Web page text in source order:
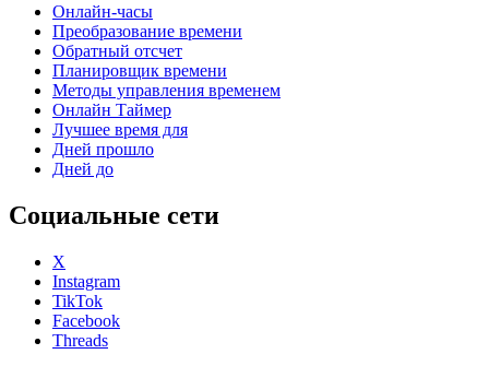
Онлайн-часы
Преобразование времени
Обратный отсчет
Планировщик времени
Методы управления временем
Онлайн Таймер
Лучшее время для
Дней прошло
Дней до
Социальные сети
X
Instagram
TikTok
Facebook
Threads